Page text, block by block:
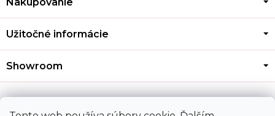
p
t
Užitočné informácie
Showroom
Kontakt